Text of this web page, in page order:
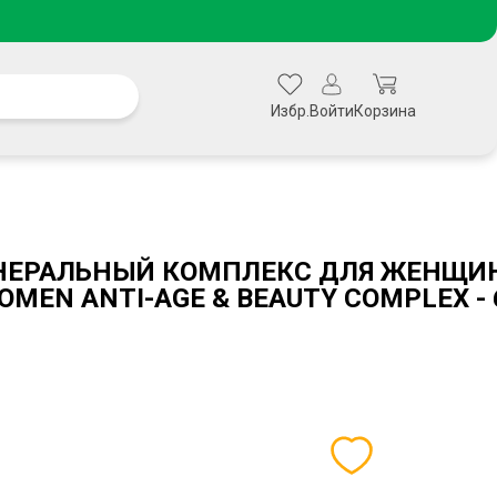
Избр. ВойтиКорзина
КОМПЛЕКС ДЛЯ ЖЕНЩИН
ANTI-AGE & BEAUTY